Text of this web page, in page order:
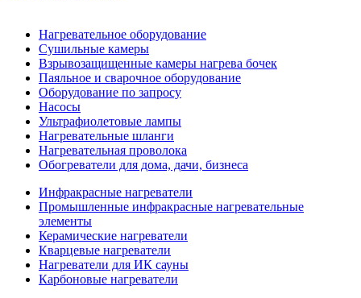
Нагревательное оборудование
Сушильные камеры
Взрывозащищенные камеры нагрева бочек
Паяльное и сварочное оборудование
Оборудование по запросу
Насосы
Ультрафиолетовые лампы
Нагревательные шланги
Нагревательная проволока
Обогреватели для дома, дачи, бизнеса
Инфракрасные нагреватели
Промышленные инфракрасные нагревательные
элементы
Керамические нагреватели
Кварцевые нагреватели
Нагреватели для ИК сауны
Карбоновые нагреватели